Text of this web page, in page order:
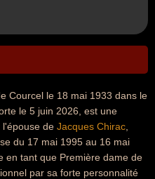
Courcel le 18 mai 1933 dans le
le 5 juin 2026, est une
l'épouse de Jacques Chirac
du 17 mai 1995 au 16 mai
en tant que Première dame de
par sa forte personnalité